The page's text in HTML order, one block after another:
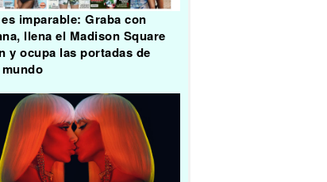
imparable: Graba con
llena el Madison Square
y ocupa las portadas de